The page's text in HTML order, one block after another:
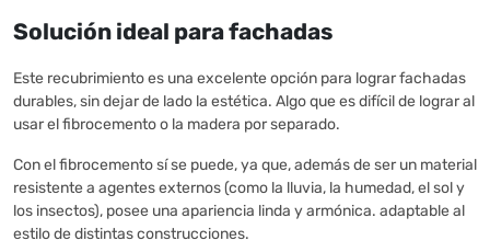
Solución ideal para fachadas
Este recubrimiento es una excelente opción para lograr fachadas
durables, sin dejar de lado la estética. Algo que es difícil de lograr al
usar el fibrocemento o la madera por separado.
Con el fibrocemento sí se puede, ya que, además de ser un material
resistente a agentes externos (como la lluvia, la humedad, el sol y
los insectos), posee una apariencia linda y armónica. adaptable al
estilo de distintas construcciones.